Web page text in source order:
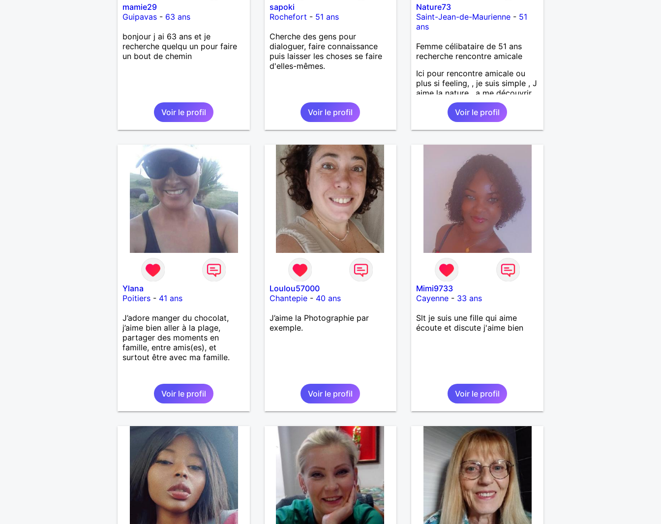
mamie29
Guipavas- 63 ans
bonjour j ai 63 ans et je
recherche quelqu un pour faire
un bout de chemin
Voir le profil
sapoki
Rochefort - 51 ans
Cherche des gens pour
dialoguer, faire connaissance
puis laisser les choses se faire
d'elles-mêmes.
Voir le profil
Nature73
Saint-Jean-de-Maurienne - 51
ans
Femme célibataire de 51 ans
recherche rencontre amicale
Ici pour rencontre amicale ou
plus si feeling, , je suis simple , J
aime la nature , a me découvrir
Voir le profil
Ylana
Poitiers- 41 ans
J’adore manger du chocolat,
j’aime bien aller à la plage,
partager des moments en
famille, entre amis(es), et
surtout être avec ma famille.
Voir le profil
Loulou57000
Chantepie- 40 ans
J’aime la Photographie par
exemple.
Voir le profil
Mimi9733
Cayenne - 33 ans
Slt je suis une fille qui aime
écoute et discute j'aime bien
Voir le profil